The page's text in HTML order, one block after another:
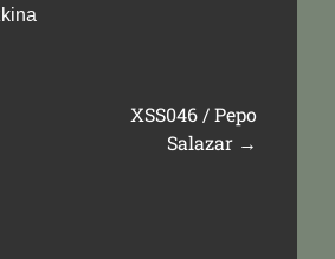
XSS046 / Pepo
Salazar →